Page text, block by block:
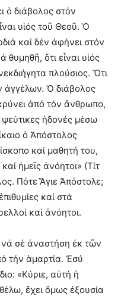
ὁ διάβολος στόν
υἱός τοῦ Θεοῦ. Ὁ
καί δέν ἀφήνει στόν
ὅτι εἶναι υἱός
πλούσιος. Ὅτι
ἀγγέλων. Ὁ διάβολος
ἀπό τόν ἄνθρωπο,
ψεύτικες ἡδονές μέσω
ὁ Ἀπόστολος
καί μαθητή του,
ἠμεῖς ἀνόητοι» (Τίτ
Πότε Ἅγιε Ἀπόστολε;
καί στά
καί ἀνόητοι.
νά σέ ἀναστήση ἐκ τῶν
τήν ἁμαρτία. Ἐσύ
«Κύριε, αὐτή ἡ
ἔχει ὅμως ἐξουσία